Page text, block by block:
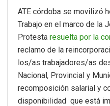
ATE córdoba se movilizó
Trabajo en el marco de la
Protesta resuelta por la
reclamo de la
los/as trabajadores/as
Nacional, Provincial y
recomposición salarial y
disponibilidad que está